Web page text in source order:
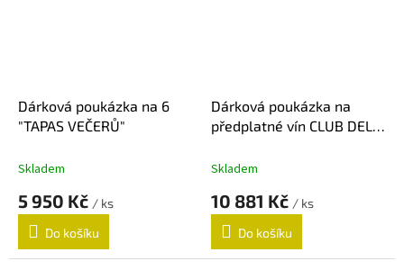
Dárková poukázka na 6
"TAPAS VEČERŮ"
Skladem
5 950 Kč / ks
Do košíku
Dárková poukázka na
předplatné vín CLUB DEL
Skladem
10 881 Kč / ks
Do košíku